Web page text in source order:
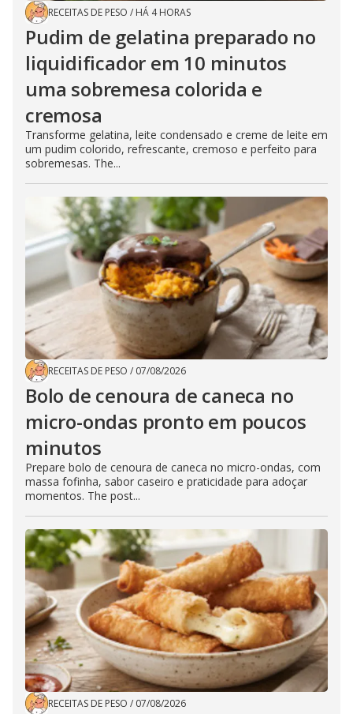
RECEITAS DE PESO / HÁ 4 HORAS
Pudim de gelatina preparado no
liquidificador em 10 minutos
uma sobremesa colorida e
cremosa
Transforme gelatina, leite condensado e creme de leite em
um pudim colorido, refrescante, cremoso e perfeito para
sobremesas. The...
RECEITAS DE PESO / 07/08/2026
Bolo de cenoura de caneca no
micro-ondas pronto em poucos
minutos
Prepare bolo de cenoura de caneca no micro-ondas, com
massa fofinha, sabor caseiro e praticidade para adoçar
momentos. The post...
RECEITAS DE PESO / 07/08/2026